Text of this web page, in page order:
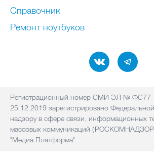
Справочник
Ремонт нoутбуков
Регистрационный номер СМИ ЭЛ № ФС77-
25.12.2019 зарегистрировано
надзору в сфере связи, информационных
массовых коммуникаций
"Медиа Платформа"